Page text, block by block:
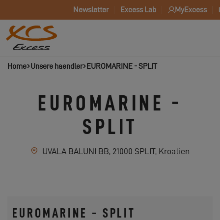
Newsletter Excess Lab MyExcess
Home Unsere haendler EUROMARINE - SPLIT
EUROMARINE -
SPLIT
UVALA BALUNI BB, 21000 SPLIT, Kroatien
EUROMARINE - SPLIT